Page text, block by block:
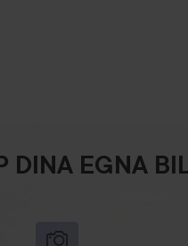
DINA EGNA